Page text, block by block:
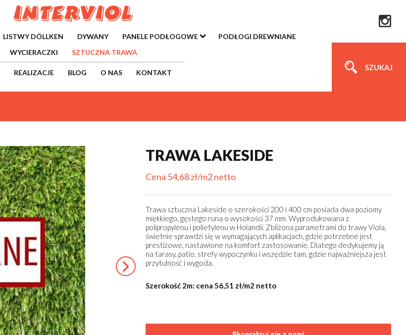
LISTWY DÖLLKEN DYWANY PANELE PODŁOGOWE
PODŁOGI DREWNIANE
WYCIERACZKI
SZTUCZNA TRAWA
REALIZACJE BLOG O NAS KONTAKT
SZUKAJ
TRAWA LAKESIDE
Cena 54,68 zł/m2 netto
Trawa sztuczna Lakeside o szerokości 200 i 400 cm posiada dwa poziomy
miękkiego, gęstego runa o wysokości 37 mm. Wyprodukowana z
polipropylenu i polietylenu w Holandii. Zbliżona parametrami do trawy Viola,
świetnie sprawdzi się w wymagających aplikacjach, gdzie potrzebne jest
prestiżowe, nastawione na komfort zastosowanie. Dlatego dedykujemy ją
na tarasy, patio, strefy wypoczynku i wszędzie tam, gdzie najważniejsza jest
przytulność i wygoda.
Szerokość 2m: cena 56,51 zł/m2 netto